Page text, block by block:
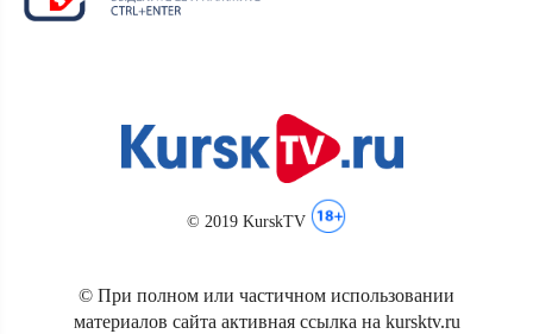
© 2019 KurskTV
© При полном или частичном использовании
материалов сайта активная ссылка на kursktv.ru